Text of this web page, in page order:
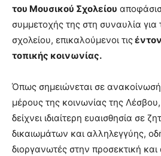
του Μουσικού Σχολείου
συμμετοχής της στη συναυλία για
σχολείου, επικαλούμενοι τις
τοπικής κοινωνίας.
Όπως σημειώνεται σε
μέρους της κοινωνίας της
δείχνει ιδιαίτερη ευαισθησία σε
δικαιωμάτων και αλληλεγγύης,
διοργανωτές στην προσεκτική